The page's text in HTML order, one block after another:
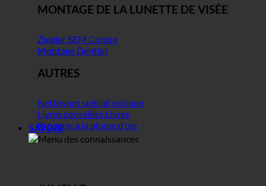
MONTAGE DE LA LUNETTE DE VISÉE
Ziegler SEM Contre
Montage Dentler
AUTRES
Nettoyant spécial optique
Livres conseillés Livres
Broderie à la plume d'oie
SAVOIR